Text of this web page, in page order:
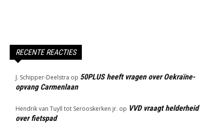
RECENTE REACTIES
J. Schipper-Deelstra op 50PLUS heeft vragen over Oekraïne-
opvang Carmenlaan
Hendrik van Tuyll tot Serooskerken jr. op VVD vraagt helderheid
over fietspad